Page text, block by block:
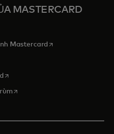
MASTERCARD
Mastercard opens in a new tab
in a new tab
opens in a new tab
opens in a new tab